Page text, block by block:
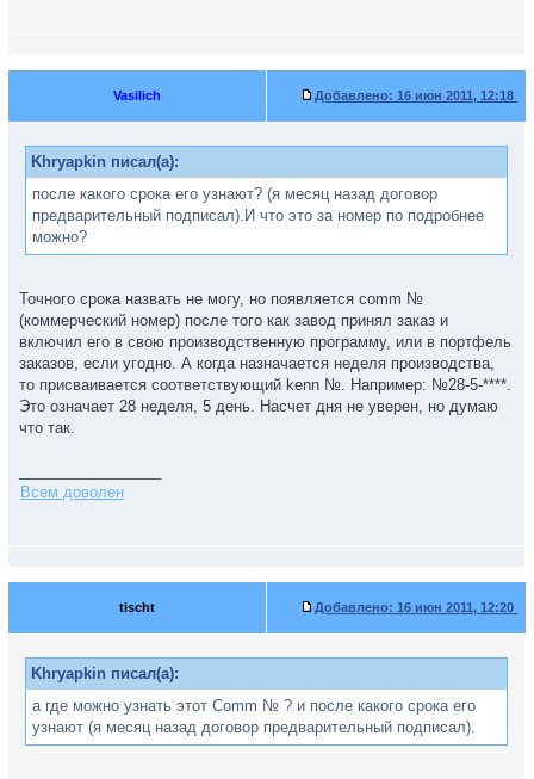
Vasilich Добавлено: 16 июн 2011, 12:18
Khryapkin писал(а):
после какого срока его узнают? (я месяц назад договор
предварительный подписал).И что это за номер по подробнее
можно?
Точного срока назвать не могу, но появляется comm №
(коммерческий номер) после того как завод принял заказ и
включил его в свою производственную программу, или в портфель
заказов, если угодно. А когда назначается неделя производства,
то присваивается соответствующий kenn №. Например: №28-5-****.
Это означает 28 неделя, 5 день. Насчет дня не уверен, но думаю
что так.
Всем доволен
tischt Добавлено: 16 июн 2011, 12:20
Khryapkin писал(а):
а где можно узнать этот Comm № ? и после какого срока его
узнают (я месяц назад договор предварительный подписал).